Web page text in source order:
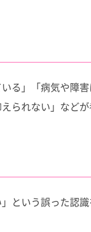
る」「病気や障
られない」などが
という誤った認